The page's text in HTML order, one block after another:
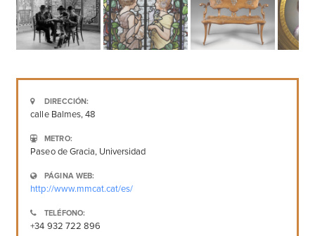
DIRECCIÓN:
calle Balmes, 48
METRO:
Paseo de Gracia, Universidad
PÁGINA WEB:
http://www.mmcat.cat/es/
TELÉFONO:
+34 932 722 896